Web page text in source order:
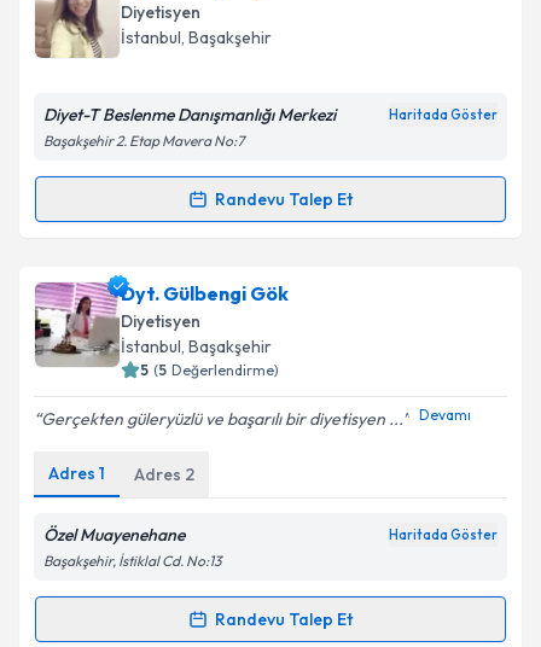
Diyetisyen
İstanbul, Başakşehir
Diyet-T Beslenme Danışmanlığı Merkezi Haritada Göster
Başakşehir 2. Etap Mavera No:7
Randevu Talep Et
Randevu Takvimi Talebi
Dyt. Tuba Çengeliçin randevu takvimi talebi
oluşturun. Size bu uzmandan randevu almanız için bir
takvim hazırlandığında e-posta ile bilgilendireceğiz.
Metni'ni okudum ve kişisel verilerimin belirtilen
kapsamda işlenmesini kabul ediyorum.
Takvim Talebini Gönder
Dyt. Gülbengi Gök
Diyetisyen
İstanbul, Başakşehir
5 (5 Değerlendirme)
Gerçekten güleryüzlü ve başarılı bir diyetisyen ... Devamı
Adres 1 Adres 2
Özel Muayenehane Haritada Göster
Başakşehir, İstiklal Cd. No:13
Randevu Talep Et
Randevu Takvimi Talebi